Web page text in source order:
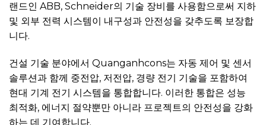
랜드인 ABB, Schneider의 기술 장비를 사용함으로써 지하
및 외부 전력 시스템이 내구성과 안전성을 갖추도록 보장합
니다.
건설 기술 분야에서 Quanganhcons는 자동 제어 및 센서
솔루션과 함께 중전압, 저전압, 경량 전기 기술을 포함하여
현대 기계 전기 시스템을 통합합니다. 이러한 통합은 성능
최적화, 에너지 절약뿐만 아니라 프로젝트의 안전성을 강화
하는 데 기여합니다.